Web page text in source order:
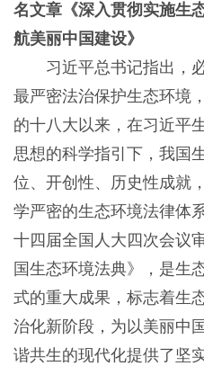
名文章《深入贯彻实施生
航美丽中国建设》
习近平总书记指出，必
最严密法治保护生态环境
的十八大以来，在习近平
思想的科学指引下，我国
位、开创性、历史性成就
学严密的生态环境法律体
十四届全国人大四次会议
国生态环境法典》，是生
式的重大成果，标志着生
治化新阶段，为以美丽中
谐共生的现代化提供了坚